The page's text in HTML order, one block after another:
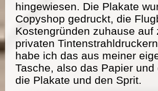
hingewiesen. Die Plakate
Copyshop gedruckt, die
Kostengründen zuhause auf
privaten
habe ich das aus meiner
Tasche, also das Papier und
die Plakate und den Sprit.